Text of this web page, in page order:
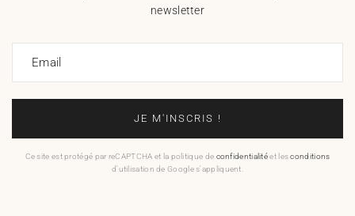
newsletter
Email
JE M'INSCRIS !
Ce site est protégé par reCAPTCHA et la politique de confidentialitéet lesconditions
d'utilisation de Google s'appliquent.